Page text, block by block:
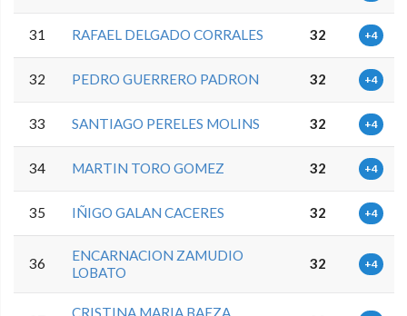
31 RAFAEL DELGADO CORRALES 32 +4
32 PEDRO GUERRERO PADRON 32 +4
33 SANTIAGO PERELES MOLINS 32 +4
34 MARTIN TORO GOMEZ 32 +4
35 IÑIGO GALAN CACERES 32 +4
36
ENCARNACION ZAMUDIO
LOBATO
32 +4